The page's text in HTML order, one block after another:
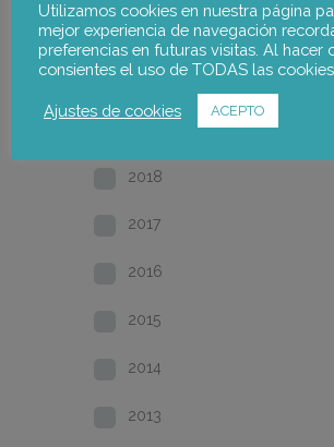
2021
2020
2018
2017
2016
2015
2014
2013
Utilizamos cookies en nuestra página
mejor experiencia de navegación
preferencias en futuras visitas. Al hacer
consientes el uso de TODAS las cookies.
Ajustes de cookies ACEPTO